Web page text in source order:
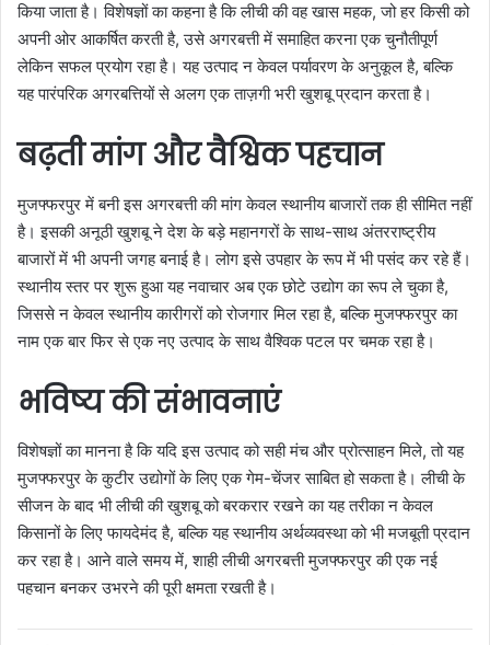
किया जाता है। विशेषज्ञों का कहना है कि लीची की वह खास महक, जो हर किसी को
अपनी ओर आकर्षित करती है, उसे अगरबत्ती में समाहित करना एक चुनौतीपूर्ण
लेकिन सफल प्रयोग रहा है। यह उत्पाद न केवल पर्यावरण के अनुकूल है, बल्कि
यह पारंपरिक अगरबत्तियों से अलग एक ताज़गी भरी खुशबू प्रदान करता है।
बढ़ती मांग और वैश्विक पहचान
मुजफ्फरपुर में बनी इस अगरबत्ती की मांग केवल स्थानीय बाजारों तक ही सीमित नहीं
है। इसकी अनूठी खुशबू ने देश के बड़े महानगरों के साथ-साथ अंतरराष्ट्रीय
बाजारों में भी अपनी जगह बनाई है। लोग इसे उपहार के रूप में भी पसंद कर रहे हैं।
स्थानीय स्तर पर शुरू हुआ यह नवाचार अब एक छोटे उद्योग का रूप ले चुका है,
जिससे न केवल स्थानीय कारीगरों को रोजगार मिल रहा है, बल्कि मुजफ्फरपुर का
नाम एक बार फिर से एक नए उत्पाद के साथ वैश्विक पटल पर चमक रहा है।
भविष्य की संभावनाएं
विशेषज्ञों का मानना है कि यदि इस उत्पाद को सही मंच और प्रोत्साहन मिले, तो यह
मुजफ्फरपुर के कुटीर उद्योगों के लिए एक गेम-चेंजर साबित हो सकता है। लीची के
सीजन के बाद भी लीची की खुशबू को बरकरार रखने का यह तरीका न केवल
किसानों के लिए फायदेमंद है, बल्कि यह स्थानीय अर्थव्यवस्था को भी मजबूती प्रदान
कर रहा है। आने वाले समय में, शाही लीची अगरबत्ती मुजफ्फरपुर की एक नई
पहचान बनकर उभरने की पूरी क्षमता रखती है।